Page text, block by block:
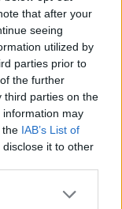
that after your
seeing
utilized by
parties prior to
the further
third parties on the
information may
the IAB’s List of
it to other
Ci si
di amore:
amanti, e tra
forme di
carattere o
fanno
una bella
cosa stupire
questo menù